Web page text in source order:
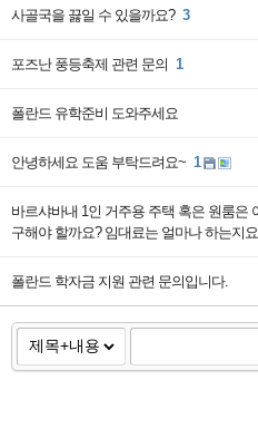
사골국을 끓일 수 있을까요? 3
포즈난 풍등축제 관련 문의 1
폴란드 유학준비 도와주세요
안녕하세요 도움 부탁드려요~ 1
바르샤바내 1인 거주용 주택 혹은 원룸은
구해야 할까요? 임대료는 얼마나 하는지
폴란드 학자금 지원 관련 문의입니다.